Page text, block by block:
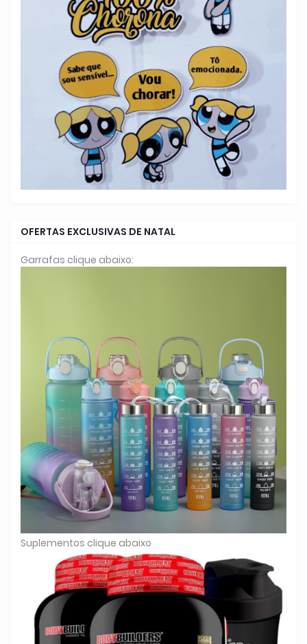
OFERTAS EXCLUSIVAS DE NATAL
Garrafas clique abaixo:
Suplementos clique abaixo